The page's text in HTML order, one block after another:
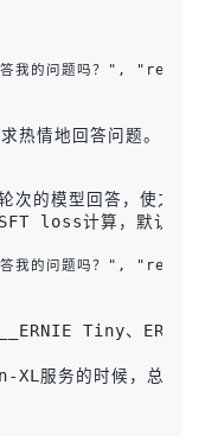
我的问题吗？",
热情地回答问题。
定轮次的模型回答
loss计算，默认值
答我的问题吗？",
Tiny、
服务的时候，总出现